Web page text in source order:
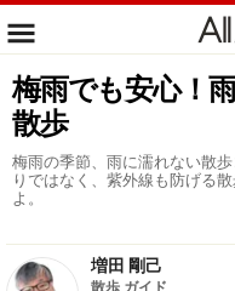
梅雨でも安心！
散歩
梅雨の季節、雨に濡れない散
りではなく、紫外線も防げる
よ。
増田 剛己
散歩 ガイド